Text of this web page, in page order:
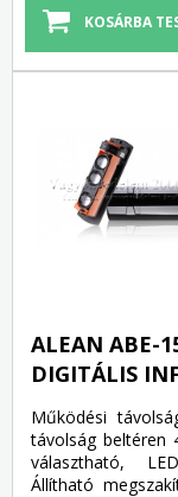
ALEAN ABE-
DIGITÁLIS
Működési
távolság beltéren
választható,
Állítható